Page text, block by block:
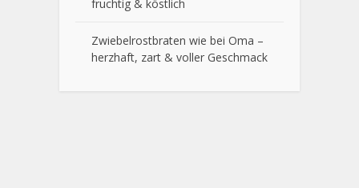
fruchtig & köstlich
Zwiebelrostbraten wie bei Oma –
herzhaft, zart & voller Geschmack